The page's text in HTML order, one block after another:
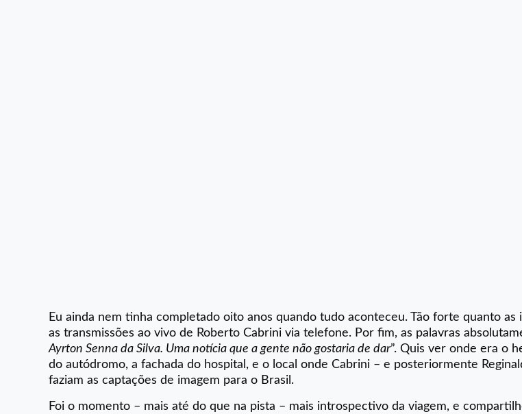
Eu ainda nem tinha completado oito anos quando tudo aconteceu. Tão forte quanto as
as transmissões ao vivo de Roberto Cabrini via telefone. Por fim, as palavras
Ayrton Senna da Silva. Uma notícia que a gente não gostaria de dar”. Quis ver onde era o
do autódromo, a fachada do hospital, e o local onde Cabrini – e posteriormente
faziam as captações de imagem para o Brasil.
Foi o momento – mais até do que na pista – mais introspectivo da viagem, e